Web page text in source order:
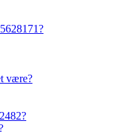
være?